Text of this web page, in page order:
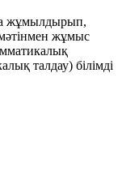
жұмылдырып,
жұмыс
талдау) білімді